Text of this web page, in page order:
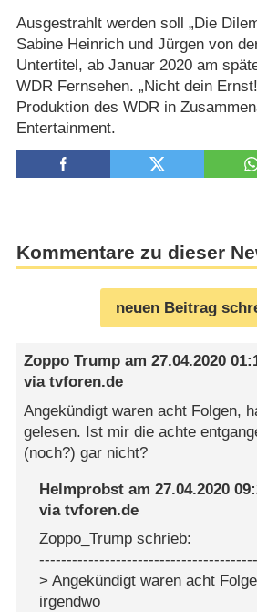
Ausgestrahlt werden soll „Die
Sabine Heinrich und Jürgen von
Untertitel, ab Januar 2020 am
WDR Fernsehen. „Nicht dein
Produktion des WDR in
Entertainment.
Kommentare zu dieser
neuen Beitrag
Zoppo Trump am27.04.2020
viatvforen.de
Angekündigt waren acht Folgen,
gelesen. Ist mir die achte
(noch?) gar nicht?
Helmprobst am27.04.2020
viatvforen.de
Zoppo_Trump schrieb:
> Angekündigt waren acht
irgendwo